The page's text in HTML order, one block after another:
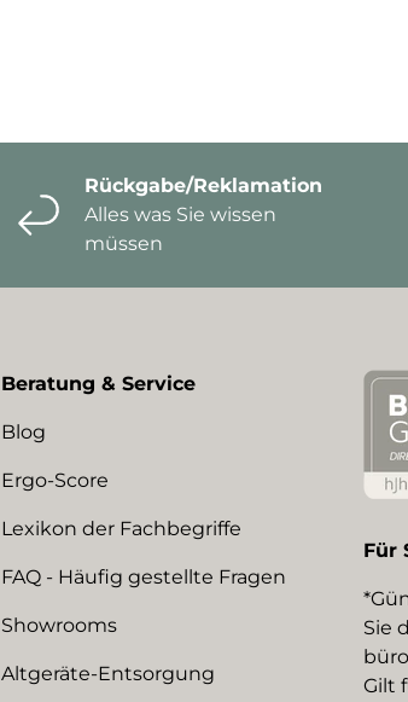
Rückgabe/Reklamation
Alles was Sie wissen
müssen
Beratung & Service
Blog
Ergo-Score
Lexikon der Fachbegriffe
FAQ - Häufig gestellte Fragen
Showrooms
Altgeräte-Entsorgung
Für
Sie
Gilt